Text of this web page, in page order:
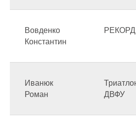
Вовденко
Константин
РЕКОРД
Иванюк
Роман
ДВФУ